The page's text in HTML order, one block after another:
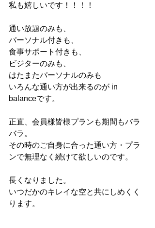
私も嬉しいです！！！！
通い放題のみも、
パーソナル付きも、
食事サポート付きも、
ビジターのみも、
はたまたパーソナルのみも
いろんな通い方が出来るのが in
balanceです。
正直、会員様皆様プランも期間もバラ
バラ。
その時のご自身に合った通い方・プラ
ンで無理なく続けて欲しいのです。
長くなりました。
いつだかのキレイな空と共にしめくく
ります。